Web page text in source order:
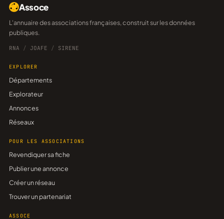
Assoce
L'annuaire des associations françaises, construit sur les données
publiques.
RNA / JOAFE / SIRENE
EXPLORER
Départements
Explorateur
Annonces
Réseaux
POUR LES ASSOCIATIONS
Revendiquer sa fiche
Publier une annonce
Créer un réseau
Trouver un partenariat
ASSOCE